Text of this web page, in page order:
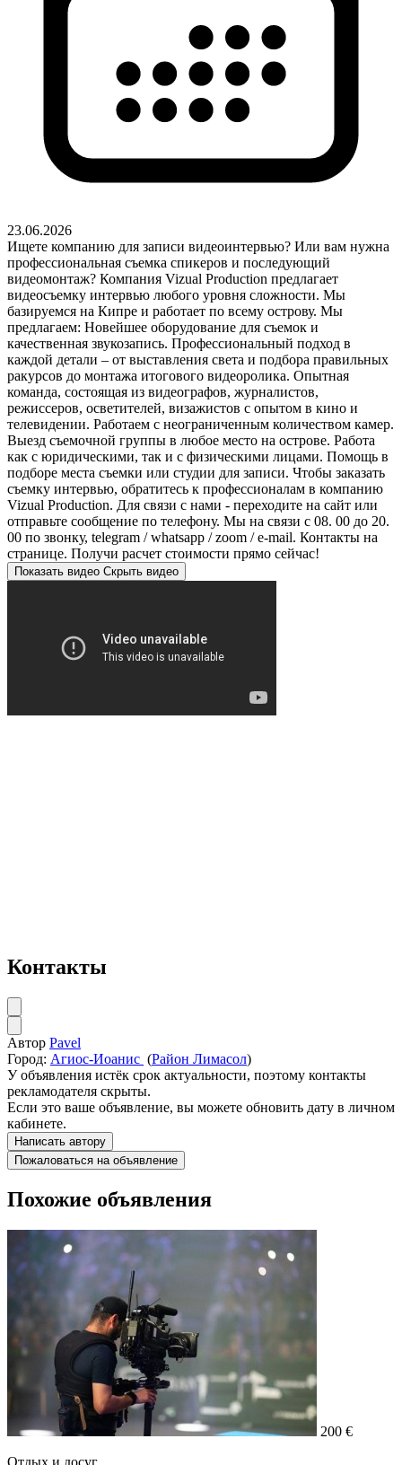
23.06.2026
Ищете компанию для записи видеоинтервью? Или вам нужна
профессиональная съемка спикеров и последующий
видеомонтаж? Компания Vizual Production предлагает
видеосъемку интервью любого уровня сложности. Мы
базируемся на Кипре и работает по всему острову. Мы
предлагаем: Новейшее оборудование для съемок и
качественная звукозапись. Профессиональный подход в
каждой детали – от выставления света и подбора правильных
ракурсов до монтажа итогового видеоролика. Опытная
команда, состоящая из видеографов, журналистов,
режиссеров, осветителей, визажистов с опытом в кино и
телевидении. Работаем с неограниченным количеством камер.
Выезд съемочной группы в любое место на острове. Работа
как с юридическими, так и с физическими лицами. Помощь в
подборе места съемки или студии для записи. Чтобы заказать
съемку интервью, обратитесь к профессионалам в компанию
Vizual Production. Для связи с нами - переходите на сайт или
отправьте сообщение по телефону. Мы на связи с 08. 00 до 20.
00 по звонку, telegram / whatsapp / zoom / e-mail. Контакты на
странице. Получи расчет стоимости прямо сейчас!
Показать видео Скрыть видео
Контакты
Автор Pavel
Город: Агиос-Иоанис (Район Лимасол)
У объявления истёк срок актуальности, поэтому контакты
рекламодателя скрыты.
Если это ваше объявление, вы можете обновить дату в личном
кабинете.
Написать автору
Пожаловаться на объявление
Похожие объявления
200 €
Отдых и досуг